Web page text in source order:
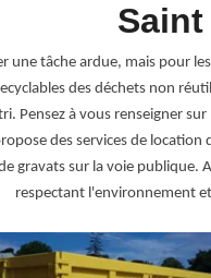
tâche ardue, mais pour
des déchets non
à vous renseigner
des services de
gravats sur la voie publique.
respectant l'environnement